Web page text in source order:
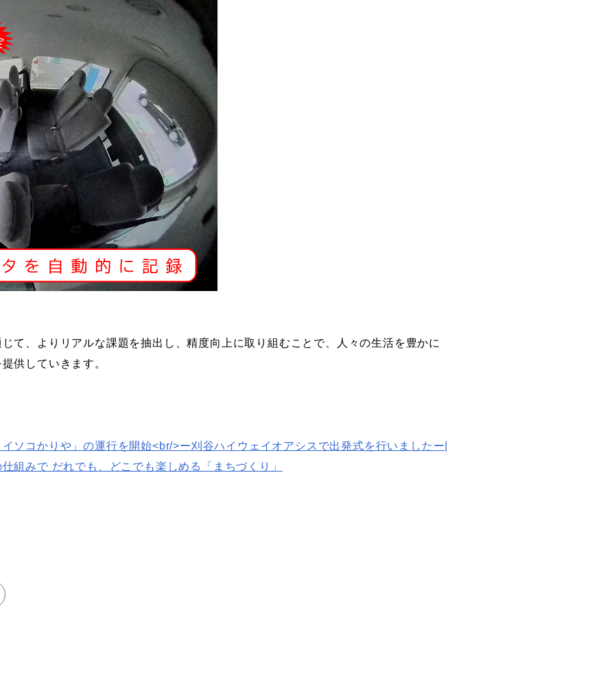
て、よりリアルな課題を抽出し、精度向上に取り組むことで、人々の生活を豊かに
供していきます。
ソコかりや」の運行を開始<br/>ー刈谷ハイウェイオアシスで出発式を行いましたー|
組みで だれでも、どこでも楽しめる「まちづくり」